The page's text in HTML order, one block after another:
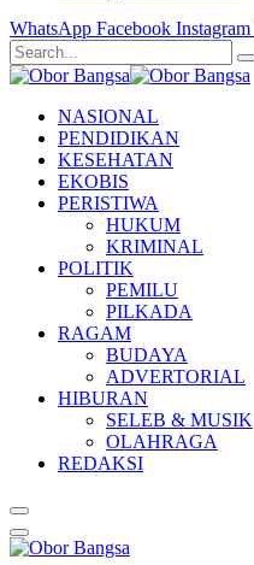
WhatsApp Facebook Instagram
NASIONAL
PENDIDIKAN
KESEHATAN
EKOBIS
PERISTIWA
HUKUM
KRIMINAL
POLITIK
PEMILU
PILKADA
RAGAM
BUDAYA
ADVERTORIAL
HIBURAN
SELEB & MUSIK
OLAHRAGA
REDAKSI